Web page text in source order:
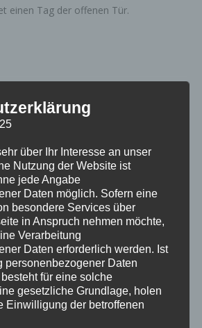
einen Tag der offenen Tür.
2025
der
Feuerwehr
17.11.2024
über Ihr Interesse an unser
Nutzung der Website ist
jede Angabe
Daten möglich. Sofern eine
besondere Services über
in Anspruch nehmen möchte,
Verarbeitung
Daten erforderlich werden. Ist
personenbezogener Daten
für eine solche
gesetzliche Grundlage, holen
Einwilligung der betroffenen